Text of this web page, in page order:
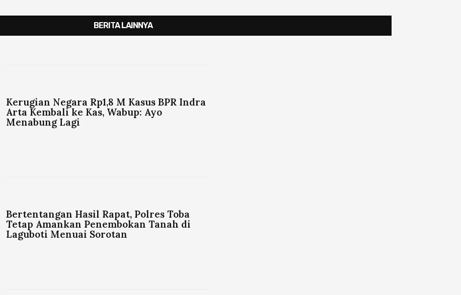
BERITA LAINNYA
Kerugian Negara Rp1,8 M Kasus BPR Indra
Arta Kembali ke Kas, Wabup: Ayo
Menabung Lagi
Bertentangan Hasil Rapat, Polres Toba
Tetap Amankan Penembokan Tanah di
Laguboti Menuai Sorotan